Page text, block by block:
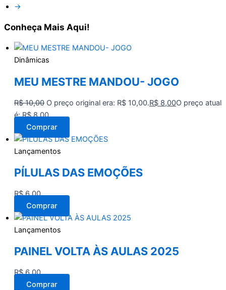
→
Conheça Mais Aqui!
Dinâmicas
MEU MESTRE MANDOU- JOGO
R$10,00 O preço original era: R$ 10,00.R$ 8,00O preço atual
é: R$ 8,00.
Comprar
Lançamentos
PÍLULAS DAS EMOÇÕES
R$6,00
Comprar
Lançamentos
PAINEL VOLTA ÀS AULAS 2025
R$6,00
Comprar